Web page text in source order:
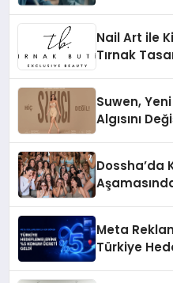
Nail Art ile
Tırnak
Suwen,
Algısını
Dossha’da
Meta
Türkiye